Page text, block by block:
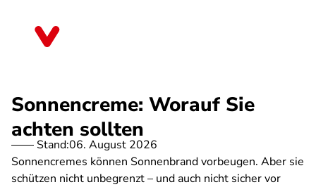
Sonnencreme: Worauf Sie
achten sollten
Stand:06. August 2026
Sonnencremes können Sonnenbrand vorbeugen. Aber sie
schützen nicht unbegrenzt – und auch nicht sicher vor